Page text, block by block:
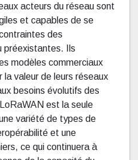
acteurs du réseau sont
et capables de se
des
préexistantes. Ils
modèles commerciaux
la valeur de leurs réseaux
besoins évolutifs des
est la seule
variété de types de
et une
ce qui continuera à